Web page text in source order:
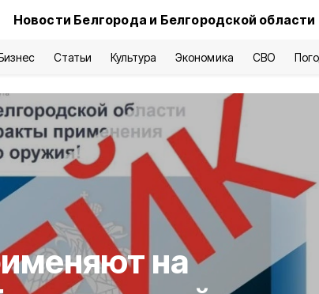
Новости Белгорода и Белгородской области
Статьи Культура Экономика СВО
на